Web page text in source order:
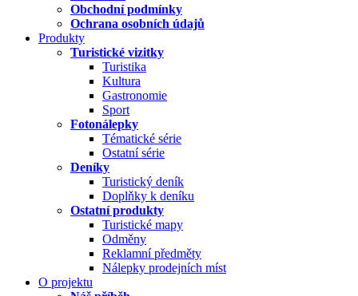
Obchodní podmínky
Ochrana osobních údajů
Produkty
Turistické vizitky
Turistika
Kultura
Gastronomie
Sport
Fotonálepky
Tématické série
Ostatní série
Deníky
Turistický deník
Doplňky k deníku
Ostatní produkty
Turistické mapy
Odměny
Reklamní předměty
Nálepky prodejních míst
O projektu